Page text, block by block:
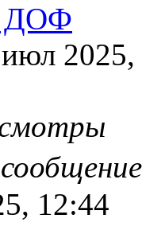
ДОФ
2025,
12:44